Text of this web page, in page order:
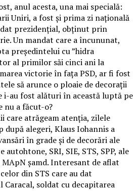
anul acesta, una mai specială:
Uniri, a fost și prima zi națională
prezidențial, obținut prin
Un mandat care a încununat,
președintelui cu ”hidra
al primilor săi cinci ani la
victorie în fața PSD, ar fi fost
să arunce o ploaie de decorații
i-au fost alături în această luptă pe
nu a făcut-o?
care atrăgeam atenția, zilele
alegeri, Klaus Iohannis a
în grade și de decorări ale
SRI, SIE, STS, SPP, ale
șamd. Interesant de aflat
din STS care au dat
soldat cu decapitarea